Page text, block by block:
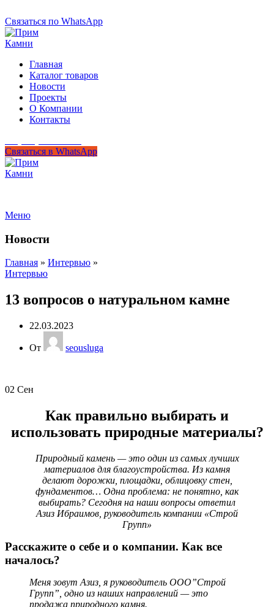
Связаться по WhatsApp
Главная
Каталог товаров
Новости
Проекты
О Компании
Контакты
Связаться в WhatsApp
Меню
Новости
Главная » Интервью »
Интервью
13 вопросов о натуральном камне
22.03.2023
От seousluga
02 Сен
Как правильно выбирать и
использовать природные материалы?
Природный камень — это один из самых лучших
материалов для благоустройства. Из камня
делают дорожки, площадки, облицовку стен,
фундаментов… Одна проблема: не понятно, как
выбирать? Сегодня на наши вопросы ответил
Азиз Ибраимов, руководитель компании «Строй
Групп»
Расскажите о себе и о компании. Как все
началось?
Меня зовут Азиз, я руководитель ООО”Строй
Групп”, одно из наших направлений — это
продажа природного камня.